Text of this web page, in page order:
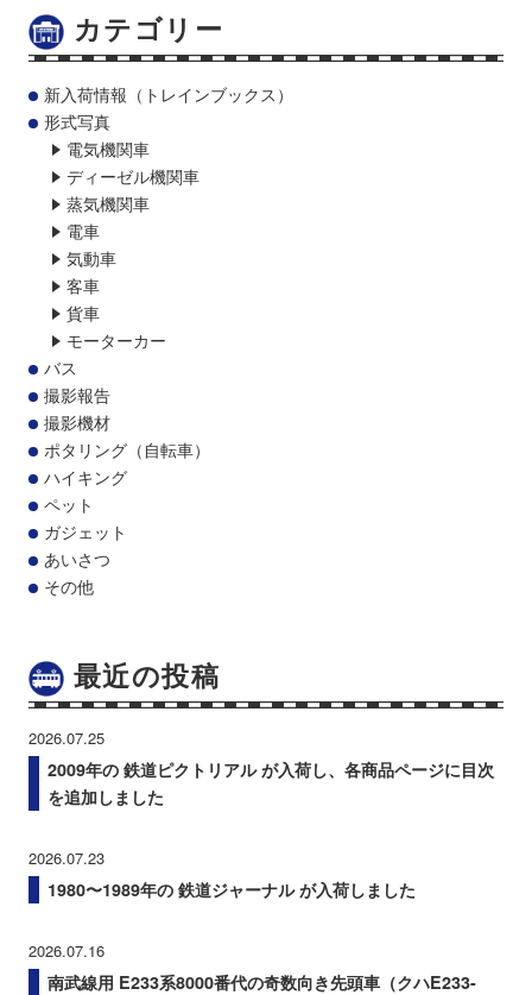
カテゴリー
新入荷情報（トレインブックス）
形式写真
電気機関車
ディーゼル機関車
蒸気機関車
電車
気動車
客車
貨車
モーターカー
バス
撮影報告
撮影機材
ポタリング（自転車）
ハイキング
ペット
ガジェット
あいさつ
その他
最近の投稿
2026.07.25
2009年の 鉄道ピクトリアル が入荷し、各商品ページに目次
を追加しました
2026.07.23
1980〜1989年の 鉄道ジャーナル が入荷しました
2026.07.16
南武線用 E233系8000番代の奇数向き先頭車（クハE233-